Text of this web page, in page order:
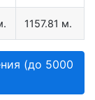
1157.81 м.
(до 5000